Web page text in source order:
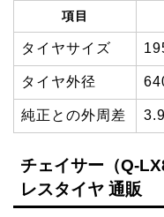
項目
タイヤサイズ
タイヤ外径
純正との外周差
チェイサー（Q-
レスタイヤ 通販